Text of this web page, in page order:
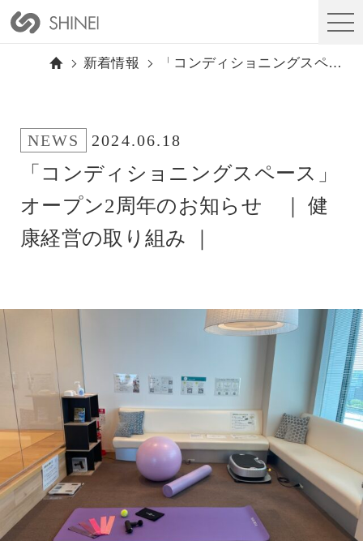
新着情報 「コンディショニングスペース」オープン2周年のお知らせ ｜ 健康経営の取り組み ｜
NEWS 2024.06.18
「コンディショニングスペース」
オープン2周年のお知らせ ｜ 健
康経営の取り組み ｜